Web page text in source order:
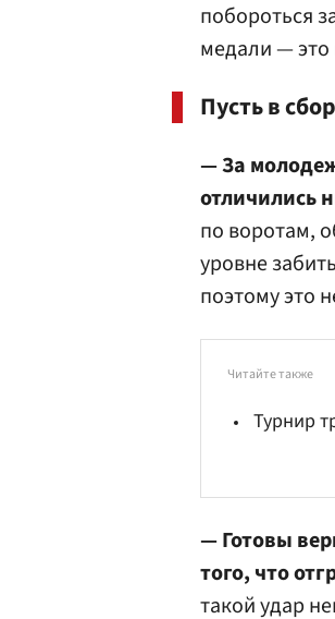
побороться
медали — это
Пусть в
— За
отличились
по воротам,
уровне
поэтому это
Читайте также
Турнир
— Готовы
того, что
такой удар